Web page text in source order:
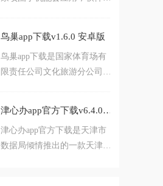
账，使得用户用的更加放心。
健康数据实时监测，还拥有智
能寻宠，线上问诊等等功能服
务，可以帮助用户更智慧养
手。帕奇宠App介绍：帕奇
鸟巢app下载v1.6.0 安卓版
鸟巢app下载是国家体育场有
限责任公司文化旅游分公司倾
城，票夹，我的等板块，涵盖
了关于鸟巢方方面面功能服
务，可以助力用户更好的玩转
津心办app官方下载v6.4.0 安卓版
津心办app官方下载是天津市
数据局倾情推出的一款天津政